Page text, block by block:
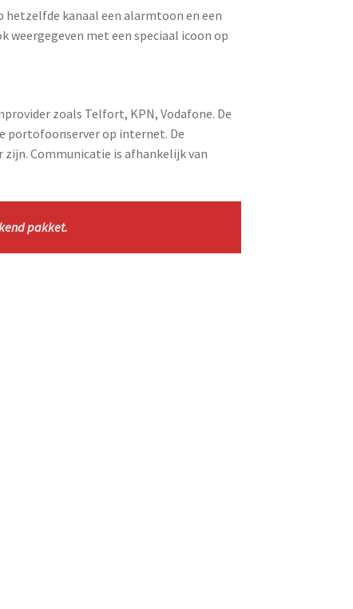
kanaal een alarmtoon en een
weergegeven met een speciaal icoon op
zoals Telfort, KPN, Vodafone. De
portofoonserver op internet. De
Communicatie is afhankelijk van
pakket.